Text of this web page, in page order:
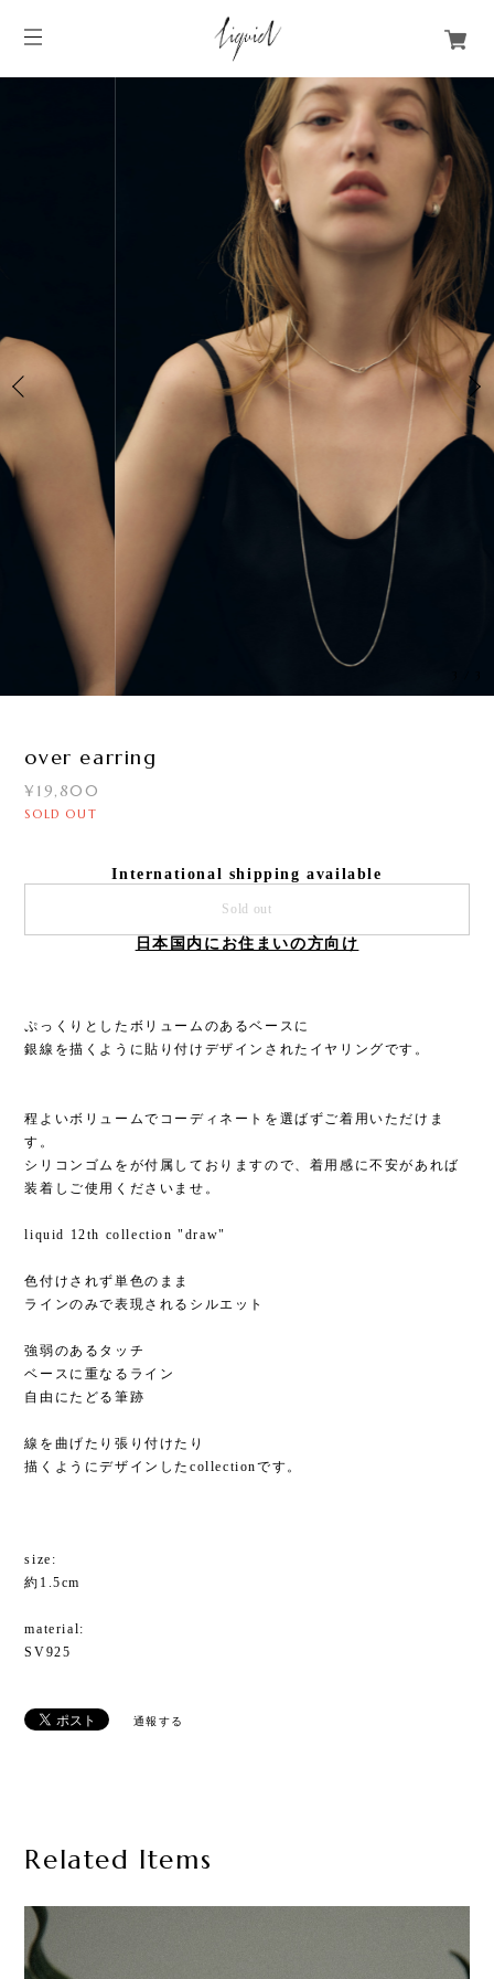
over earring
¥19,800
SOLD OUT
International shipping available
Sold out
日本国内にお住まいの方向け
ぷっくりとしたボリュームのあるベースに
銀線を描くように貼り付けデザインされたイヤリングです。
程よいボリュームでコーディネートを選ばずご着用いただけま
す。
シリコンゴムをが付属しておりますので、着用感に不安があれば
装着しご使用くださいませ。
liquid 12th collection "draw"
色付けされず単色のまま
ラインのみで表現されるシルエット
強弱のあるタッチ
ベースに重なるライン
自由にたどる筆跡
線を曲げたり張り付けたり
描くようにデザインしたcollectionです。
size:
約1.5cm
material:
SV925
通報する
Related Items